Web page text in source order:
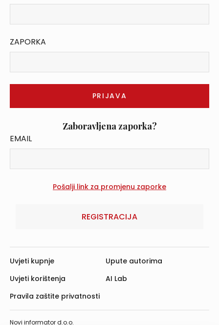
ZAPORKA
Zaboravljena zaporka?
EMAIL
REGISTRACIJA
Novi informator d.o.o.
Uvjeti kupnje
Uvjeti korištenja
Pravila zaštite privatnosti
Upute autorima
AI Lab